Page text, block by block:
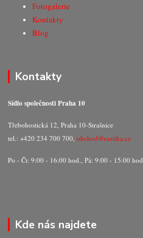
Fotogalerie
Kontakty
Blog
Kontakty
Sídlo společnosti Praha 10
Třebohostická 12, Praha 10-Strašnice
tel.: +420 234 700 700,obchod@razitka.cz
Po - Čt: 9:00 - 16:00 hod., Pá: 9:00 - 15:00 hod.
Kde nás najdete